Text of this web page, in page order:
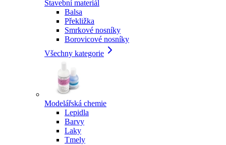
Stavební materiál
Balsa
Překližka
Smrkové nosníky
Borovicové nosníky
Všechny kategorie
Modelářská chemie
Lepidla
Barvy
Laky
Tmely